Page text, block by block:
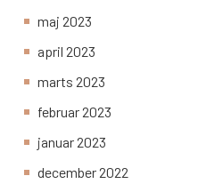
maj 2023
april 2023
marts 2023
februar 2023
januar 2023
december 2022